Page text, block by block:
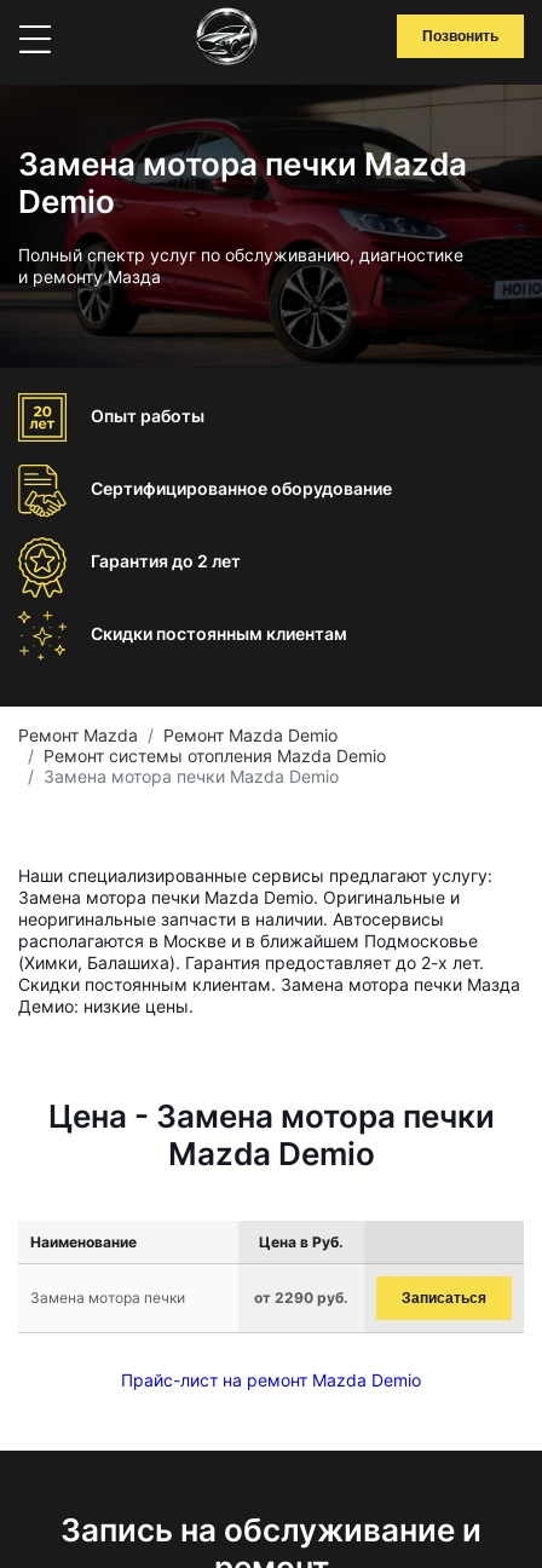
Позвонить
Замена мотора печки Mazda
Demio
Полный спектр услуг по обслуживанию, диагностике
и ремонту Мазда
Опыт работы
Сертифицированноеоборудование
Гарантиядо 2 лет
Скидки постоянным клиентам
Ремонт Mazda
Ремонт Mazda Demio
Ремонт системы отопления Mazda Demio
Замена мотора печки Mazda Demio
Наши специализированные сервисы предлагают услугу:
Замена мотора печки Mazda Demio. Оригинальные и
неоригинальные запчасти в наличии. Автосервисы
располагаются в Москве и в ближайшем Подмосковье
(Химки, Балашиха). Гарантия предоставляет до 2-х лет.
Скидки постоянным клиентам. Замена мотора печки Мазда
Демио: низкие цены.
Цена - Замена мотора печки
Mazda Demio
Наименование Цена в Руб.
Замена мотора печки от 2290 руб. Записаться
Прайс-лист на ремонт Mazda Demio
Запись на обслуживание и